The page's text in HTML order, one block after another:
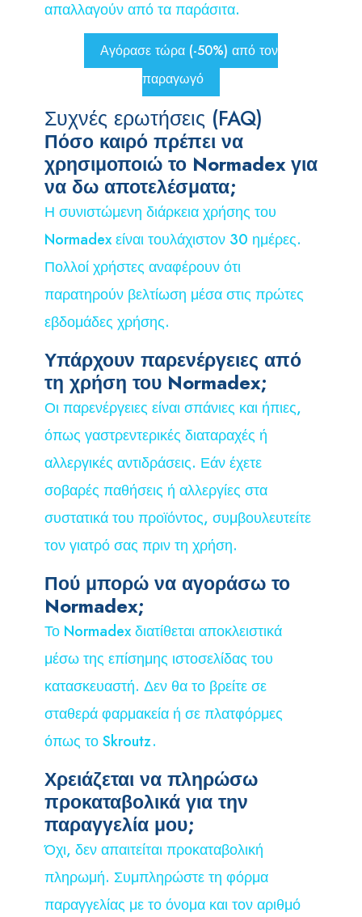
απαλλαγούν από τα παράσιτα.
Αγόρασε τώρα (-50%) από τον
παραγωγό
Συχνές ερωτήσεις (FAQ)
Πόσο καιρό πρέπει να
χρησιμοποιώ το Normadex για
να δω αποτελέσματα;
Η συνιστώμενη διάρκεια χρήσης του
Normadex είναι τουλάχιστον 30 ημέρες.
Πολλοί χρήστες αναφέρουν ότι
παρατηρούν βελτίωση μέσα στις πρώτες
εβδομάδες χρήσης.
Υπάρχουν παρενέργειες από
τη χρήση του Normadex;
Οι παρενέργειες είναι σπάνιες και ήπιες,
όπως γαστρεντερικές διαταραχές ή
αλλεργικές αντιδράσεις. Εάν έχετε
σοβαρές παθήσεις ή αλλεργίες στα
συστατικά του προϊόντος, συμβουλευτείτε
τον γιατρό σας πριν τη χρήση.
Πού μπορώ να αγοράσω το
Normadex;
Το Normadex διατίθεται αποκλειστικά
μέσω της επίσημης ιστοσελίδας του
κατασκευαστή. Δεν θα το βρείτε σε
σταθερά φαρμακεία ή σε πλατφόρμες
όπως το Skroutz.
Χρειάζεται να πληρώσω
προκαταβολικά για την
παραγγελία μου;
Όχι, δεν απαιτείται προκαταβολική
πληρωμή. Συμπληρώστε τη φόρμα
παραγγελίας με το όνομα και τον αριθμό